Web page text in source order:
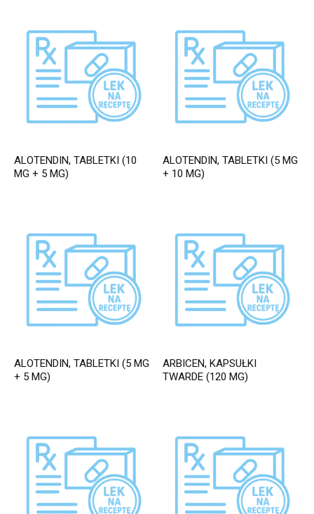
ALOTENDIN, TABLETKI (10
MG + 5 MG)
ALOTENDIN, TABLETKI (5 MG
+ 10 MG)
ALOTENDIN, TABLETKI (5 MG
+ 5 MG)
ARBICEN, KAPSUŁKI
TWARDE (120 MG)